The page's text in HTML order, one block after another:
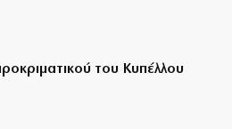
του Κυπέλλου